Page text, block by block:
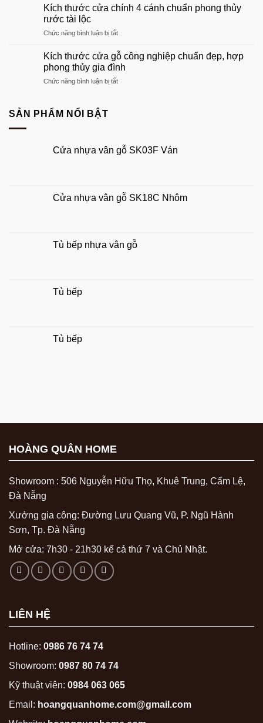
khuôn
hợp
ấm
của
thước
1
chuẩn
phong
đẹp,
Kích thước cửa chính 4 cánh chuẩn phong thủy
rước tài lộc
Chức năng bình luận bị tắtở
thước
cửa
chính
4
lộc
Kích thước cửa gỗ công nghiệp chuẩn đẹp, hợp
phong thủy gia đình
Chức năng bình luận bị tắtở
chuẩn
gia
SẢN PHẨM NỔI BẬT
Cửa nhựa vân gỗ SK03F Ván
Cửa nhựa vân gỗ SK18C Nhôm
Tủ bếp nhựa vân gỗ
Tủ bếp
Tủ bếp
HOÀNG QUÂN HOME
Showroom : 506 Nguyễn Hữu Thọ, Khuê Trung, Cẩm Lệ,
Đà Nẵng
Xưởng gia công: Đường Lưu Quang Vũ, P. Ngũ Hành
Sơn, Tp. Đà Nẵng
Mở cửa: 7h30 - 21h30 kể cả thứ 7 và Chủ Nhật.
LIÊN HỆ
Hotline: 0986 76 74 74
Showroom: 0987 80 74 74
Kỹ thuật viên: 0984 063 065
Email: hoangquanhome.com@gmail.com